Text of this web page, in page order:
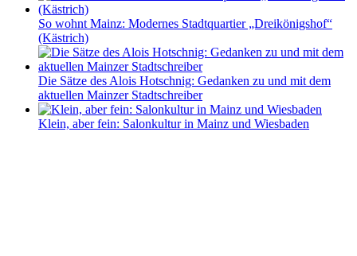
So wohnt Mainz: Modernes Stadtquartier „Dreikönigshof“
(Kästrich)
Die Sätze des Alois Hotschnig: Gedanken zu und mit dem
aktuellen Mainzer Stadtschreiber
Klein, aber fein: Salonkultur in Mainz und Wiesbaden